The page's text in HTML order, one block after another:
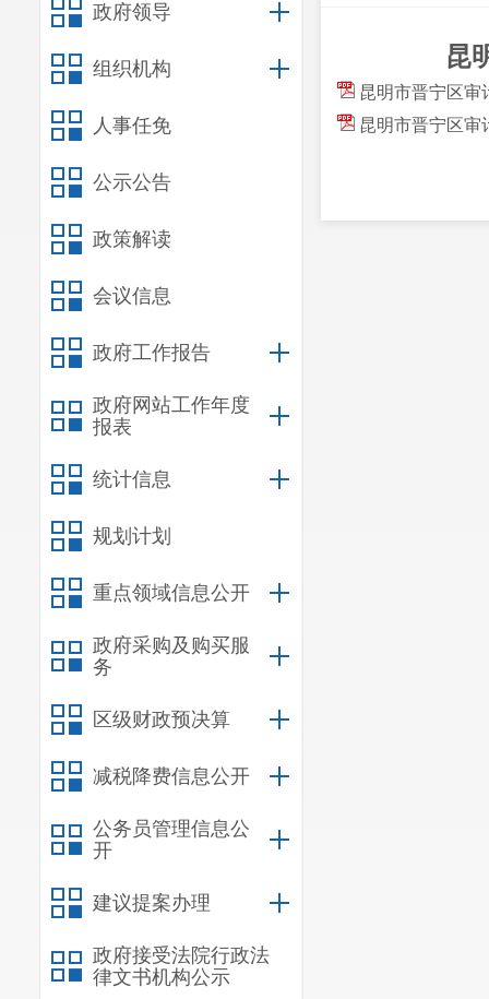
政府领导
组织机构
人事任免
公示公告
政策解读
会议信息
政府工作报告
政府网站工作年度
报表
统计信息
规划计划
重点领域信息公开
政府采购及购买服
务
区级财政预决算
减税降费信息公开
公务员管理信息公
开
建议提案办理
政府接受法院行政法
律文书机构公示
昆
昆明市晋宁区审
昆明市晋宁区审